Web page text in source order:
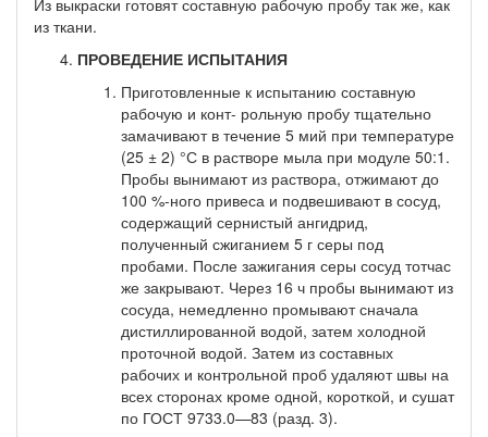
из ткани.
ПРОВЕДЕНИЕ ИСПЫТАНИЯ
Приготовленные к испытанию составную
рабочую и конт- рольную пробу тщательно
замачивают в течение 5 мий при тем­пературе
(25 ± 2) °С в растворе мыла при модуле 50:1.
Пробы вынимают из раствора, отжимают до
100 %-ного привеса и подве­шивают в сосуд,
содержащий сернистый ангидрид,
полученный сжиганием 5 г серы под
пробами. После зажигания серы сосуд тотчас
же закрывают. Через 16 ч пробы вынимают из
сосуда, не­медленно промывают сначала
дистиллированной водой, затем хо­лодной
проточной водой. Затем из составных
рабочих и контроль­ной проб удаляют швы на
всех сторонах кроме одной, короткой, и сушат
по ГОСТ 9733.0—83 (разд. 3).